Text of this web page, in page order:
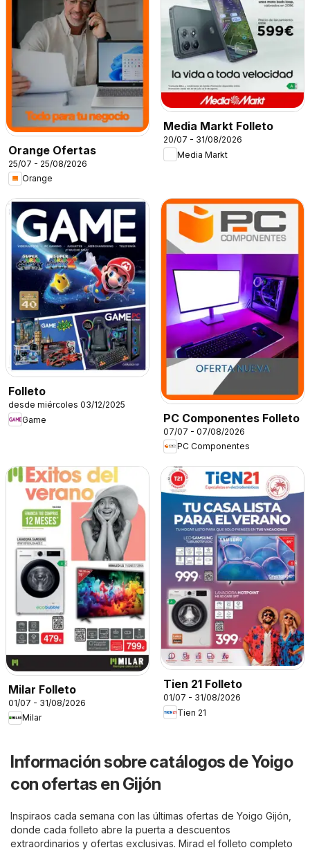
Orange Ofertas
25/07 - 25/08/2026
Orange
Media Markt Folleto
20/07 - 31/08/2026
Media Markt
Folleto
desde miércoles 03/12/2025
Game
PC Componentes Folleto
07/07 - 07/08/2026
PC Componentes
Milar Folleto
01/07 - 31/08/2026
Milar
Tien 21 Folleto
01/07 - 31/08/2026
Tien 21
Información sobre catálogos de Yoigo
con ofertas en Gijón
Inspiraos cada semana con las últimas ofertas de Yoigo Gijón,
donde cada folleto abre la puerta a descuentos
extraordinarios y ofertas exclusivas. Mirad el folleto completo